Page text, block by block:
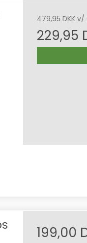
479,95 DKK v/
229,95
199,00